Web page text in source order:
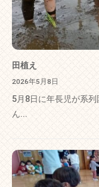
田植え
2026年5月8日
5月8日に年長児が系
ん...